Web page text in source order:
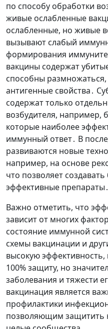
по способу обработки
живые ослабленные
ослабленные, но живые
вызывают слабый
формирования
вакцины содержат
способны
антигенные свойства․
содержат только
возбудителя, например,
которые наиболее
иммунный ответ․ В
развиваются новые
например, на основе
что позволяет
эффективные препараты․
Важно отметить, что
зависит от многих
состояние иммунной
схемы вакцинации и
высокую
100% защиту, но
заболевания и тяжести
вакцинация является
профилактики
позволяющим защитить